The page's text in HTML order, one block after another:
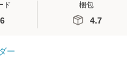
ド 梱包
4.7
ー